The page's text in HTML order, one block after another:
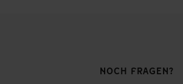
NOCH FRAGEN?